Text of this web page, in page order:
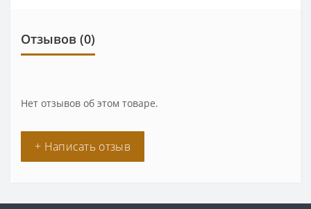
Отзывов (0)
Нет отзывов об этом товаре.
+ Написать отзыв